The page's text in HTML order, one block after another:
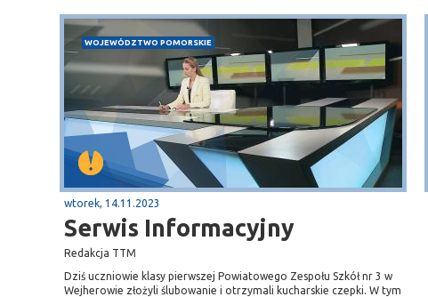
WOJEWÓDZTWO POMORSKIE
wtorek, 14.11.2023
Serwis Informacyjny
Redakcja TTM
Dziś uczniowie klasy pierwszej Powiatowego Zespołu Szkół nr 3 w
Wejherowie złożyli ślubowanie i otrzymali kucharskie czepki. W tym